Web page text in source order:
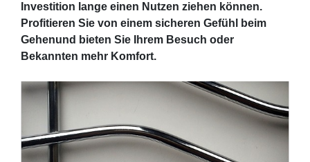
Investition lange einen Nutzen ziehen können.
Profitieren Sie von einem sicheren Gefühl beim
Gehenund bieten Sie Ihrem Besuch oder
Bekannten mehr Komfort.